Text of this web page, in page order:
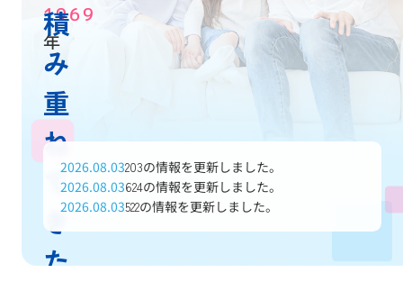
1969
年
積
み
重
ね
て
き
た
2026.08.03203の情報を更新しました。
2026.08.03624の情報を更新しました。
2026.08.03522の情報を更新しました。